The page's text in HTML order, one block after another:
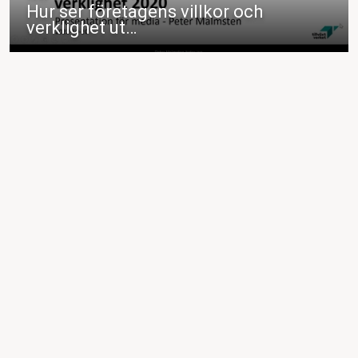
Hur ser företagens villkor och
verklighet ut…